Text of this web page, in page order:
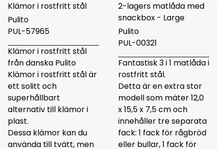
Klämor i rostfritt stål
Pulito
PUL-57965
Klämor i rostfritt stål
från danska Pulito
Klämor i rostfritt stål är
ett solitt och
superhållbart
alternativ till klämor i
plast.
Dessa klämor kan du
använda till tvätt, men
2-lagers matlåda med
snackbox - Large
Pulito
PUL-00321
Fantastisk 3 i 1 matlåda i
rostfritt stål.
Detta är en extra stor
modell som mäter 12,0
x 15,5 x 7,5 cm och
innehåller tre separata
fack: 1 fack för rågbröd
eller bullar, 1 fack för